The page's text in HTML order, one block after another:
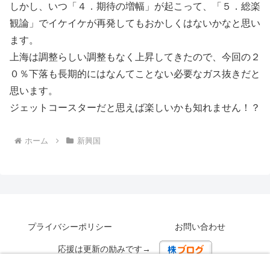
しかし、いつ「４．期待の増幅」が起こって、「５．総楽
観論」でイケイケが再発してもおかしくはないかなと思い
ます。
上海は調整らしい調整もなく上昇してきたので、今回の２
０％下落も長期的にはなんてことない必要なガス抜きだと
思います。
ジェットコースターだと思えば楽しいかも知れません！？
ホーム 新興国
プライバシーポリシー お問い合わせ
応援は更新の励みです→